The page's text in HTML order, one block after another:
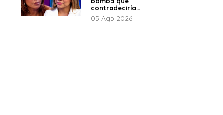
contradeciría
comunicado de La
Bella Luz: “Hay un
05 Ago 2026